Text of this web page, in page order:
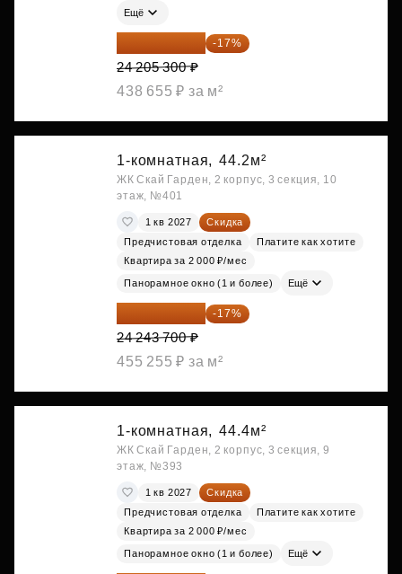
Ещё
20 090 399 ₽ -17%
24 205 300 ₽
438 655 ₽ за м²
1-комнатная, 44.2м²
ЖК Скай Гарден, 2 корпус, 3 секция, 10
этаж, №401
1 кв 2027
Скидка
Предчистовая отделка
Платите как хотите
Квартира за 2 000 ₽/мес
Панорамное окно (1 и более) Ещё
20 122 271 ₽ -17%
24 243 700 ₽
455 255 ₽ за м²
1-комнатная, 44.4м²
ЖК Скай Гарден, 2 корпус, 3 секция, 9
этаж, №393
1 кв 2027
Скидка
Предчистовая отделка
Платите как хотите
Квартира за 2 000 ₽/мес
Панорамное окно (1 и более) Ещё